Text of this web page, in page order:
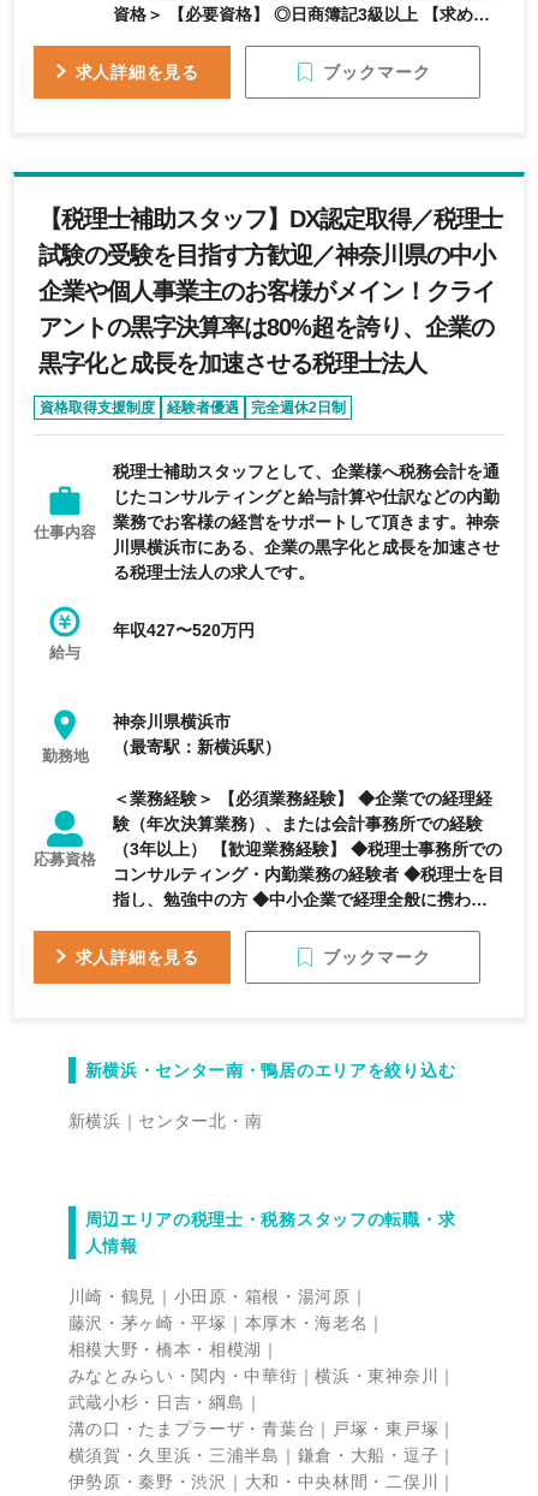
資格＞ 【必要資格】 ◎日商簿記3級以上 【求める
面目で責任感のある方 ・長期間当事務所勤務を希
求人詳細を見る ブックマーク
【税理士補助スタッフ】DX認定取得／税理士
試験の受験を目指す方歓迎／神奈川県の中小
企業や個人事業主のお客様がメイン！クライ
アントの黒字決算率は80%超を誇り、企業の
黒字化と成長を加速させる税理士法人
資格取得支援制度 経験者優遇
完全週休2日制
年間休日120日以上
研修充実
仕事内容
税理士補助スタッフとして、企業様へ税務会計を通
じたコンサルティングと給与計算や仕訳などの内勤
業務でお客様の経営をサポートして頂きます。神奈
川県横浜市にある、企業の黒字化と成長を加速させ
る税理士法人の求人です。
給与
年収427〜520万円
勤務地
神奈川県横浜市
（最寄駅：新横浜駅）
応募資格
＜業務経験＞ 【必須業務経験】 ◆企業での経理経
験（年次決算業務）、または会計事務所での経験
（3年以上） 【歓迎業務経験】 ◆税理士事務所での
コンサルティング・内勤業務の経験者 ◆税理士を目
指し、勉強中の方 ◆中小企業で経理全般に携わって
求人詳細を見る
ブックマーク
新横浜・センター南・鴨居のエリアを絞り込む
新横浜 センター北・南
周辺エリアの税理士・税務スタッフの転職・求
人情報
川崎・鶴見
小田原・箱根・湯河原
藤沢・茅ヶ崎・平塚
本厚木・海老名
相模大野・橋本・相模湖
みなとみらい・関内・中華街
横浜・東神奈川
武蔵小杉・日吉・綱島
溝の口・たまプラーザ・青葉台
戸塚・東戸塚
横須賀・久里浜・三浦半島
鎌倉・大船・逗子
伊勢原・秦野・渋沢
大和・中央林間・二俣川